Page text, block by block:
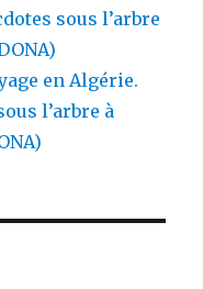
sous l’arbre
en Algérie.
l’arbre à